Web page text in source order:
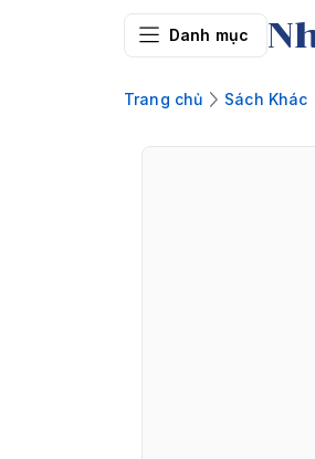
Danh mục
Trang chủ Sách Khác